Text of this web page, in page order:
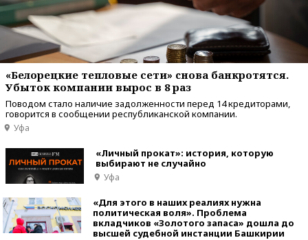
«Белорецкие тепловые сети» cнова банкротятся.
Убыток компании вырос в 8 раз
Поводом стало наличие задолженности перед 14 кредиторами,
говорится в сообщении республиканской компании.
Уфа
«Личный прокат»: история, которую
выбирают не случайно
Уфа
«Для этого в наших реалиях нужна
политическая воля». Проблема
вкладчиков «Золотого запаса» дошла до
высшей судебной инстанции Башкирии